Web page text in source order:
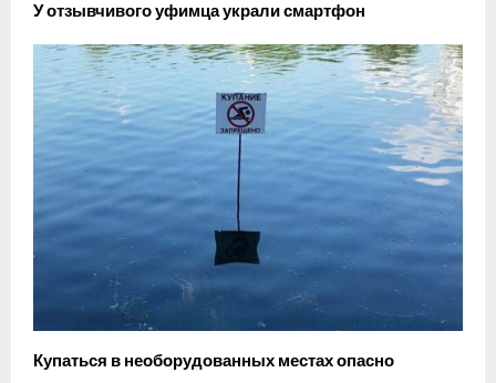
У отзывчивого уфимца украли смартфон
Купаться в необорудованных местах опасно